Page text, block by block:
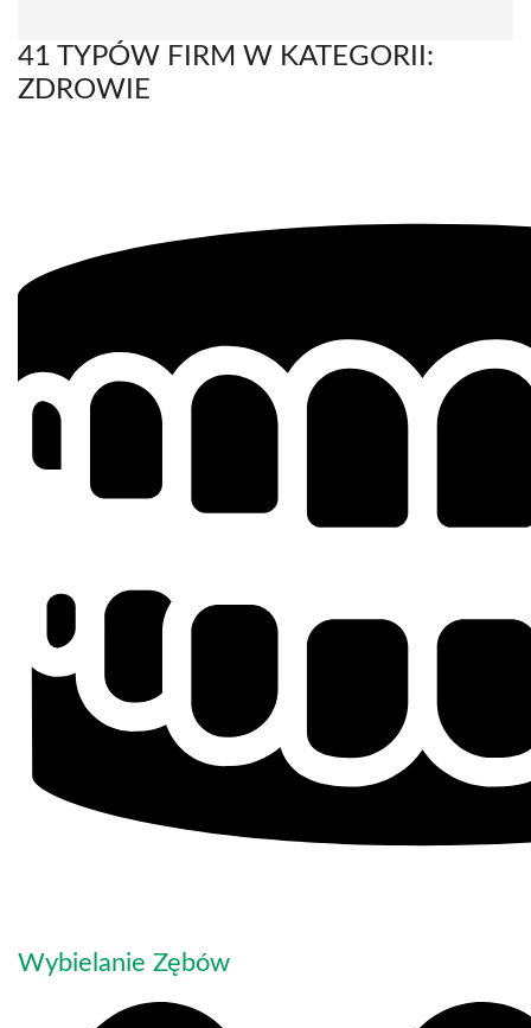
41 TYPÓW FIRM W KATEGORII:
ZDROWIE
Wybielanie Zębów